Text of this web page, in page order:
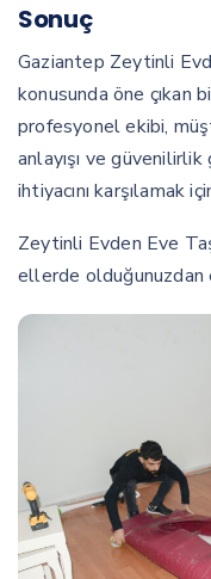
Sonuç
Gaziantep Zeytinli
konusunda öne çıkan
profesyonel ekibi,
anlayışı ve
ihtiyacını karşılamak
Zeytinli Evden Eve
ellerde olduğunuzdan